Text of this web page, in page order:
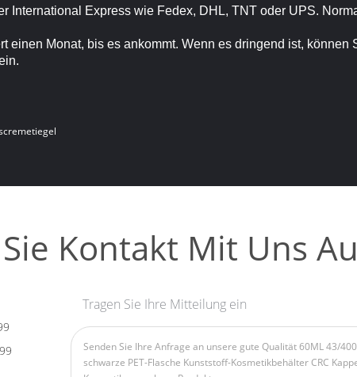
International Express wie Fedex, DHL, TNT oder UPS.
einen Monat, bis es ankommt. Wenn es dringend ist, können
Kontakt Mit Uns
Tragen Sie Ihre Mitteilung ein